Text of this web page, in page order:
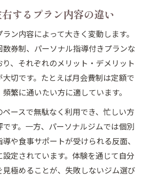
するプラン内容の違い
ン内容によって大きく変動します。
券制、パーソナル指導付きプランな
り、それぞれのメリット・デメリット
切です。たとえば月会費制は定額で
繁に通いたい方に適しています。
ースで無駄なく利用でき、忙しい方
す。一方、パーソナルジムでは個別
や食事サポートが受けられる反面、
定されています。体験を通じて自分
見極めることが、失敗しないジム選び